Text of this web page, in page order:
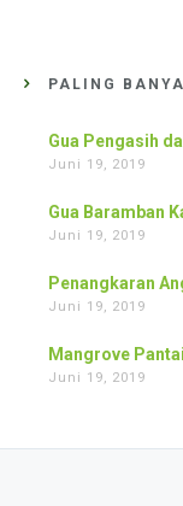
PALING
Gua Pengasih
Juni 19, 2019
Gua Baramban
Juni 19, 2019
Penangkaran
Juni 19, 2019
Mangrove
Juni 19, 2019